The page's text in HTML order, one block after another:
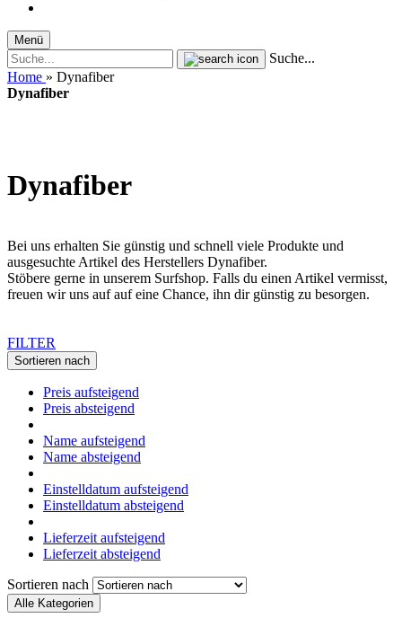
Menü
Suche...
Home » Dynafiber
Dynafiber
Dynafiber
Bei uns erhalten Sie günstig und schnell viele Produkte und
ausgesuchte Artikel des Herstellers Dynafiber.
Stöbere gerne in unserem Surfshop. Falls du einen Artikel vermisst,
freuen wir uns auf auf eine Chance, ihn dir günstig zu besorgen.
FILTER
Sortieren nach
Preis aufsteigend
Preis absteigend
Name aufsteigend
Name absteigend
Einstelldatum aufsteigend
Einstelldatum absteigend
Lieferzeit aufsteigend
Lieferzeit absteigend
Sortieren nach
Alle Kategorien